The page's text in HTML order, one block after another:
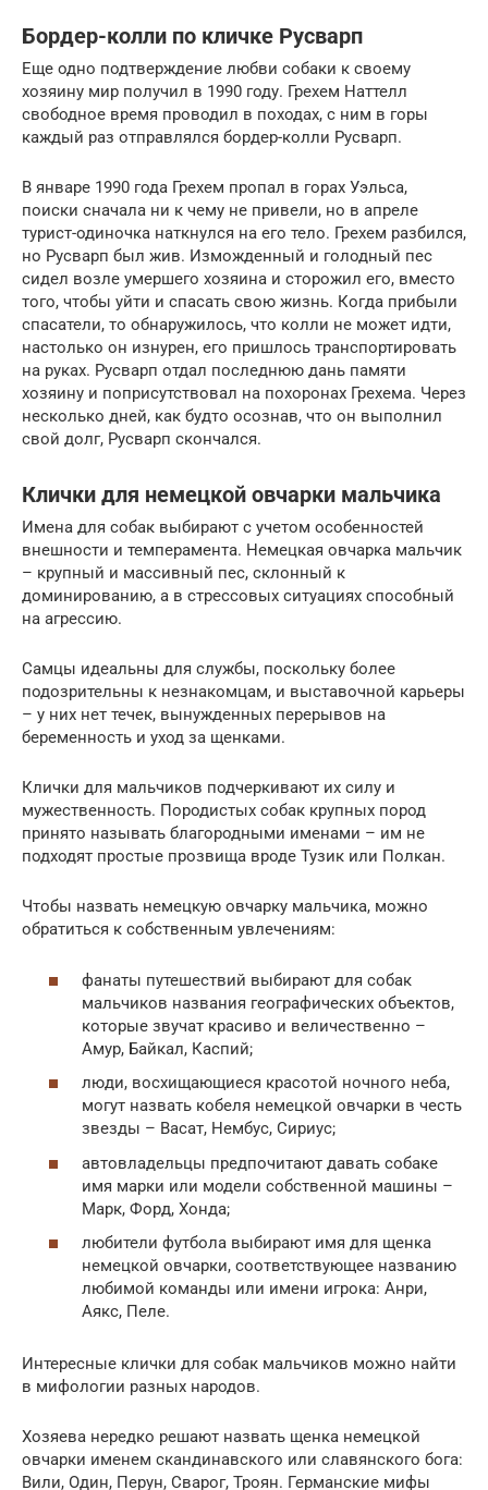
Бордер-колли по кличке Русварп
Еще одно подтверждение любви собаки к своему
хозяину мир получил в 1990 году. Грехем Наттелл
свободное время проводил в походах, с ним в горы
каждый раз отправлялся бордер-колли Русварп.
В январе 1990 года Грехем пропал в горах Уэльса,
поиски сначала ни к чему не привели, но в апреле
турист-одиночка наткнулся на его тело. Грехем разбился,
но Русварп был жив. Изможденный и голодный пес
сидел возле умершего хозяина и сторожил его, вместо
того, чтобы уйти и спасать свою жизнь. Когда прибыли
спасатели, то обнаружилось, что колли не может идти,
настолько он изнурен, его пришлось транспортировать
на руках. Русварп отдал последнюю дань памяти
хозяину и поприсутствовал на похоронах Грехема. Через
несколько дней, как будто осознав, что он выполнил
свой долг, Русварп скончался.
Клички для немецкой овчарки мальчика
Имена для собак выбирают с учетом особенностей
внешности и темперамента. Немецкая овчарка мальчик
– крупный и массивный пес, склонный к
доминированию, а в стрессовых ситуациях способный
на агрессию.
Самцы идеальны для службы, поскольку более
подозрительны к незнакомцам, и выставочной карьеры
– у них нет течек, вынужденных перерывов на
беременность и уход за щенками.
Клички для мальчиков подчеркивают их силу и
мужественность. Породистых собак крупных пород
принято называть благородными именами – им не
подходят простые прозвища вроде Тузик или Полкан.
Чтобы назвать немецкую овчарку мальчика, можно
обратиться к собственным увлечениям:
фанаты путешествий выбирают для собак
мальчиков названия географических объектов,
которые звучат красиво и величественно –
Амур, Байкал, Каспий;
люди, восхищающиеся красотой ночного неба,
могут назвать кобеля немецкой овчарки в честь
звезды – Васат, Нембус, Сириус;
автовладельцы предпочитают давать собаке
имя марки или модели собственной машины –
Марк, Форд, Хонда;
любители футбола выбирают имя для щенка
немецкой овчарки, соответствующее названию
любимой команды или имени игрока: Анри,
Аякс, Пеле.
Интересные клички для собак мальчиков можно найти
в мифологии разных народов.
Хозяева нередко решают назвать щенка немецкой
овчарки именем скандинавского или славянского бога:
Вили, Один, Перун, Сварог, Троян. Германские мифы